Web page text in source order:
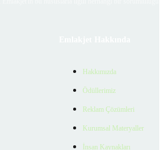
Hakkımızda
Ödüllerimiz
Reklam Çözümleri
Kurumsal Materyaller
İnsan Kaynakları